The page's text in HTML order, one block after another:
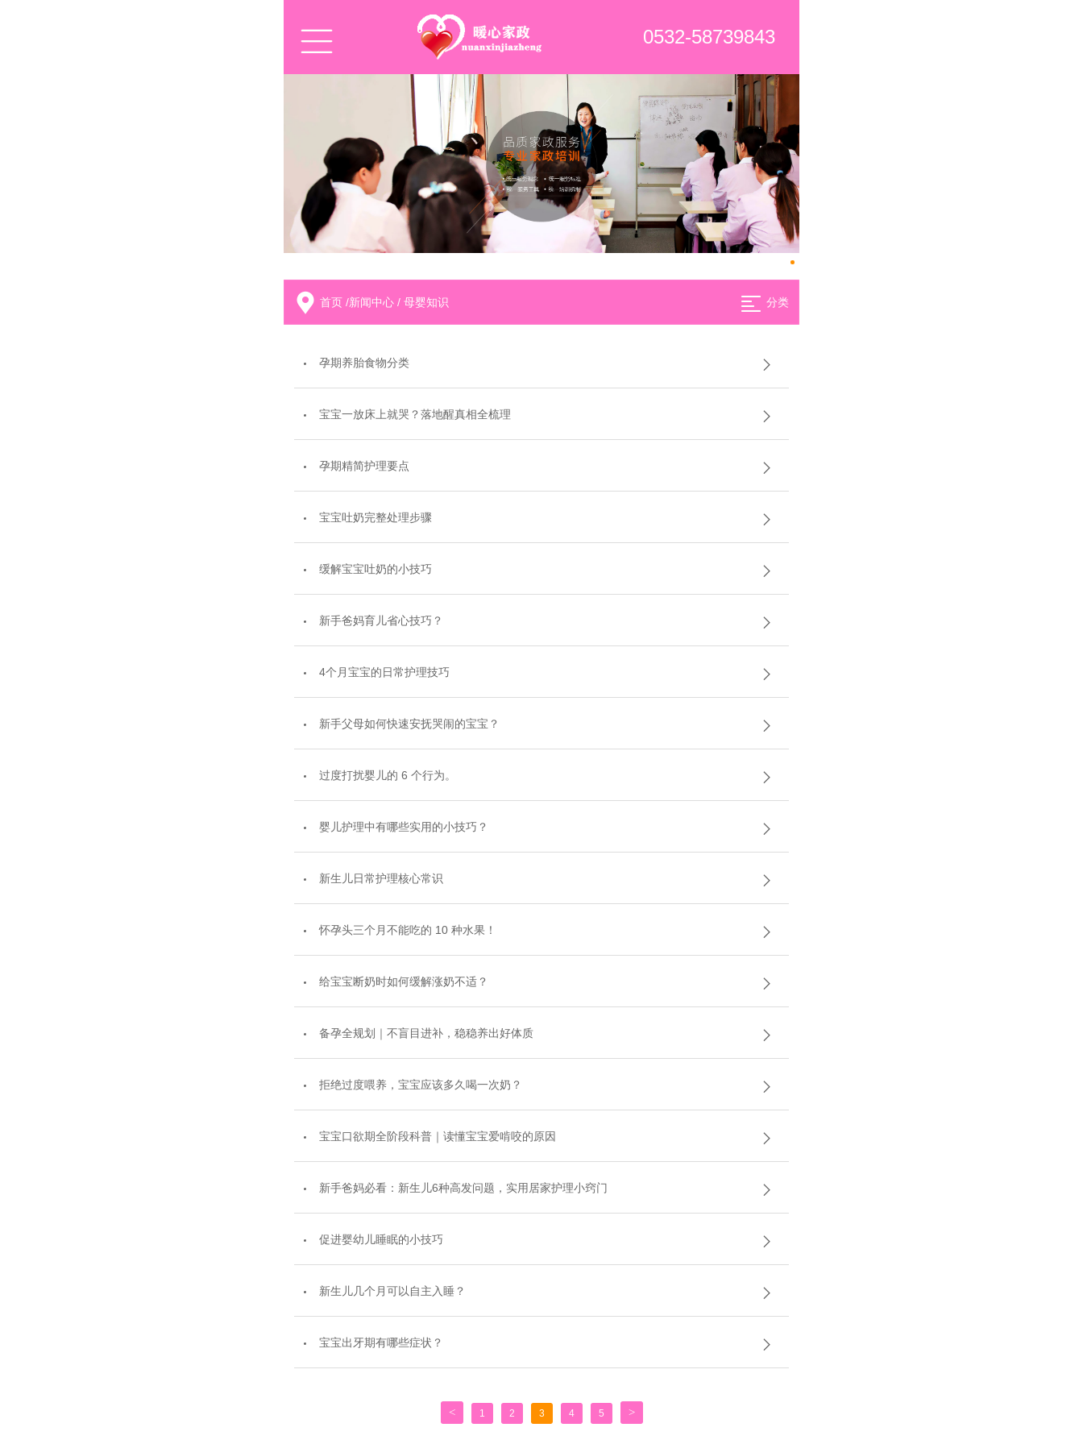
0532-58739843
首页/新闻中心/ 母婴知识 分类
孕期养胎食物分类
宝宝一放床上就哭？落地醒真相全梳理
孕期精简护理要点
宝宝吐奶完整处理步骤
缓解宝宝吐奶的小技巧
新手爸妈育儿省心技巧？
4个月宝宝的日常护理技巧
新手父母如何快速安抚哭闹的宝宝？
过度打扰婴儿的 6 个行为。
婴儿护理中有哪些实用的小技巧？
新生儿日常护理核心常识
怀孕头三个月不能吃的 10 种水果！
给宝宝断奶时如何缓解涨奶不适？
备孕全规划｜不盲目进补，稳稳养出好体质
拒绝过度喂养，宝宝应该多久喝一次奶？
宝宝口欲期全阶段科普｜读懂宝宝爱啃咬的原因
新手爸妈必看：新生儿6种高发问题，实用居家护理小窍门
促进婴幼儿睡眠的小技巧
新生儿几个月可以自主入睡？
宝宝出牙期有哪些症状？
< 1 2 3 4 5 >